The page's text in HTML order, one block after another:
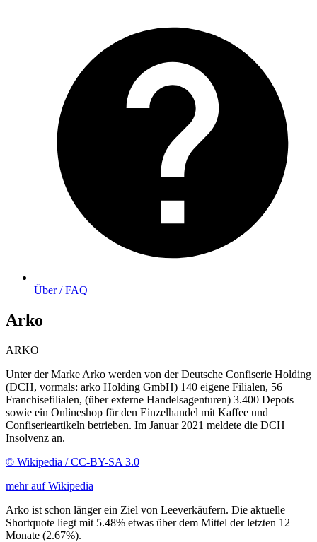
Über / FAQ
Arko
ARKO
Unter der Marke Arko werden von der Deutsche Confiserie Holding
(DCH, vormals: arko Holding GmbH) 140 eigene Filialen, 56
Franchisefilialen, (über externe Handelsagenturen) 3.400 Depots
sowie ein Onlineshop für den Einzelhandel mit Kaffee und
Confiserieartikeln betrieben. Im Januar 2021 meldete die DCH
Insolvenz an.
© Wikipedia / CC-BY-SA 3.0
mehr auf Wikipedia
Arko ist schon länger ein Ziel von Leeverkäufern. Die aktuelle
Shortquote liegt mit 5.48% etwas über dem Mittel der letzten 12
Monate (2.67%).